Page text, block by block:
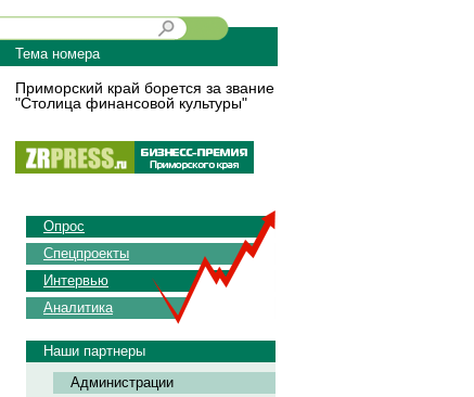
Тема номера
Приморский край борется за звание
"Столица финансовой культуры"
Опрос
Спецпроекты
Интервью
Аналитика
Наши партнеры
Администрации